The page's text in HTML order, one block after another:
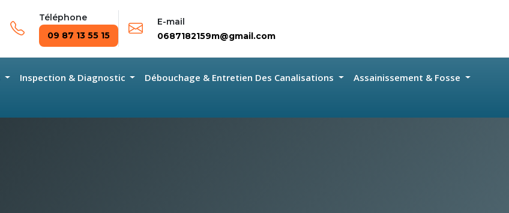
Téléphone
09 87 13 55 15
E-mail
0687182159m@gmail.com
Inspection & Diagnostic Débouchage & Entretien Des Canalisations
Assainissement & Fosse